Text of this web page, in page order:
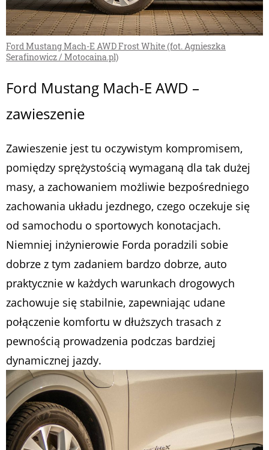
Ford Mustang Mach-E AWD Frost White (fot. Agnieszka
Serafinowicz / Motocaina.pl)
Ford Mustang Mach-E AWD –
zawieszenie
Zawieszenie jest tu oczywistym kompromisem,
pomiędzy sprężystością wymaganą dla tak dużej
masy, a zachowaniem możliwie bezpośredniego
zachowania układu jezdnego, czego oczekuje się
od samochodu o sportowych konotacjach.
Niemniej inżynierowie Forda poradzili sobie
dobrze z tym zadaniem bardzo dobrze, auto
praktycznie w każdych warunkach drogowych
zachowuje się stabilnie, zapewniając udane
połączenie komfortu w dłuższych trasach z
pewnością prowadzenia podczas bardziej
dynamicznej jazdy.